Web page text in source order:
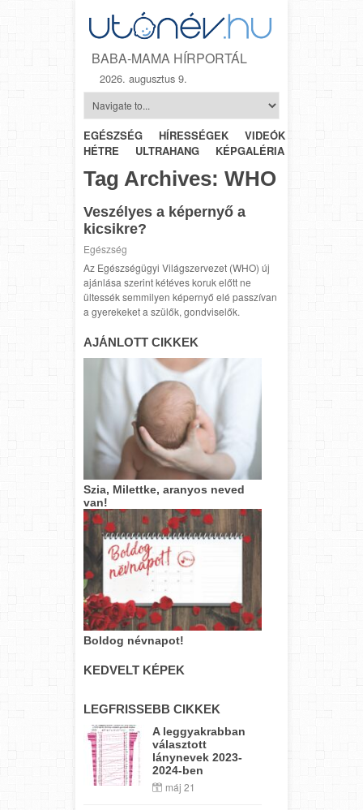
BABA-MAMA HÍRPORTÁL
2026. augusztus 9.
EGÉSZSÉG HÍRESSÉGEK VIDEÓK
HÉTRŐL-
HÉTRE
ULTRAHANG KÉPGALÉRIA
Tag Archives: WHO
Veszélyes a képernyő a
kicsikre?
Egészség
Az Egészségügyi Világszervezet (WHO) új
ajánlása szerint kétéves koruk előtt ne
ültessék semmilyen képernyő elé passzívan
a gyerekeket a szülők, gondviselők.
AJÁNLOTT CIKKEK
Szia, Milettke, aranyos neved
van!
Boldog névnapot!
KEDVELT KÉPEK
LEGFRISSEBB CIKKEK
A leggyakrabban
választott
lánynevek 2023-
2024-ben
máj 21